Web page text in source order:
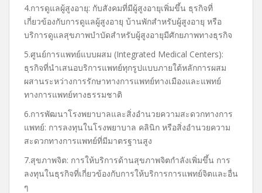
4.การดูแลผู้สูงอายุ: กับสังคมที่มีผู้สูงอายุเพิ่มขึ้น ธุรกิจที่
เกี่ยวข้องกับการดูแลผู้สูงอายุ บ้านพักสำหรับผู้สูงอายุ หรือ
บริการดูแลสุขภาพบำบัดสำหรับผู้สูงอายุมีศักยภาพทางธุรกิจ
5.ศูนย์การแพทย์แบบผสม (Integrated Medical Centers):
ธุรกิจที่นำเสนอบริการแพทย์ทุกรูปแบบภายใต้หลักการผสม
ผสานระหว่างการรักษาทางการแพทย์ทางเมืองและแพทย์
ทางการแพทย์ทางธรรมชาติ
6.การพัฒนาโรงพยาบาลและสิ่งอำนวยความสะดวกทางการ
แพทย์: การลงทุนในโรงพยาบาล คลินิก หรือสิ่งอำนวยความ
สะดวกทางการแพทย์ที่มีมาตรฐานสูง
7.สุขภาพจิต: การให้บริการด้านสุขภาพจิตกำลังเพิ่มขึ้น การ
ลงทุนในธุรกิจที่เกี่ยวข้องกับการให้บริการการแพทย์จิตและอื่น
ๆ